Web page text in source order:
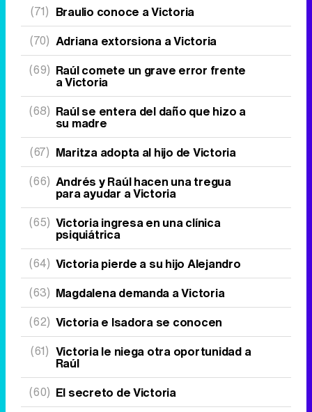
(71) Braulio conoce a Victoria
(70) Adriana extorsiona a Victoria
(69) Raúl comete un grave error frente
a Victoria
(68) Raúl se entera del daño que hizo a
su madre
(67) Maritza adopta al hijo de Victoria
(66) Andrés y Raúl hacen una tregua
para ayudar a Victoria
(65) Victoria ingresa en una clínica
psiquiátrica
(64) Victoria pierde a su hijo Alejandro
(63) Magdalena demanda a Victoria
(62) Victoria e Isadora se conocen
(61) Victoria le niega otra oportunidad a
Raúl
(60) El secreto de Victoria